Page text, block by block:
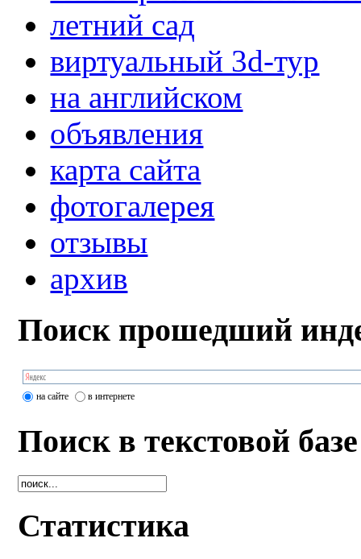
летний сад
виртуальный 3d-тур
на английском
объявления
карта сайта
фотогалерея
отзывы
архив
Поиск прошедший
на сайте в интернете
Поиск в текстовой базе
Статистика